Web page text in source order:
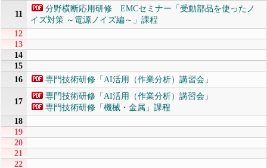
11
分野横断応用研修 EMCセミナー「受動部品を使ったノ
イズ対策 ～電源ノイズ編～」課程
12
13
14
15
16
専門技術研修「AI活用（作業分析）講習会」
17
専門技術研修「AI活用（作業分析）講習会」
専門技術研修「機械・金属」課程
18
19
20
21
22